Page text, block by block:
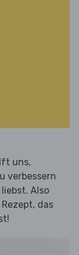
uns,
verbessern
Also
das